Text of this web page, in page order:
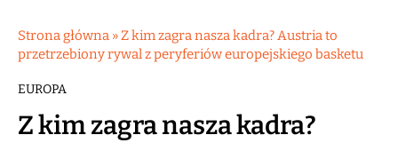
Strona główna »Z kim zagra nasza kadra? Austria to
przetrzebiony rywal z peryferiów europejskiego basketu
EUROPA
Z kim zagra nasza kadra?